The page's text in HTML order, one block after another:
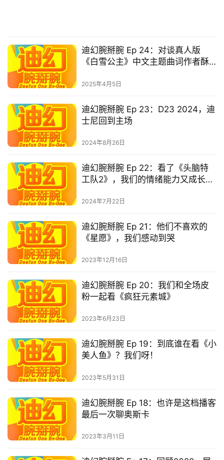
客
微
博
登录 注册
迪幻腕掰腕 Ep 24：对谈真人版
《白雪公主》中文主题曲词作者酥
2025年4月5日
迪幻腕掰腕 Ep 23：D23 2024，迪
士尼回到主场
2024年8月26日
迪幻腕掰腕 Ep 22：看了《头脑特
工队2》，我们的情绪能力又成长了
2024年7月22日
迪幻腕掰腕 Ep 21：他们不喜欢的
《星愿》，我们感动到哭
2023年12月16日
迪幻腕掰腕 Ep 20：我们和全场皮
粉一起看《疯狂元素城》
2023年6月23日
迪幻腕掰腕 Ep 19：到底谁在看《小
美人鱼》？我们呀！
2023年5月31日
迪幻腕掰腕 Ep 18：也许是这档播客
最后一次聊奥斯卡
2023年3月11日